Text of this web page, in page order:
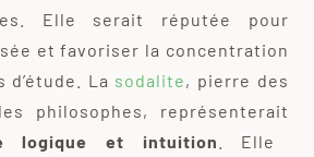
Elle serait réputée pour
et favoriser la concentration
La sodalite, pierre des
philosophes, représenterait
logique et intuition . Elle